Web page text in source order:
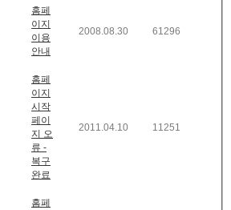
홈페
이지
이용
안내
2008.08.30 61296
홈페
이지
시작
페이
지 오
류 -
복구
완료
2011.04.10 11251
홈페